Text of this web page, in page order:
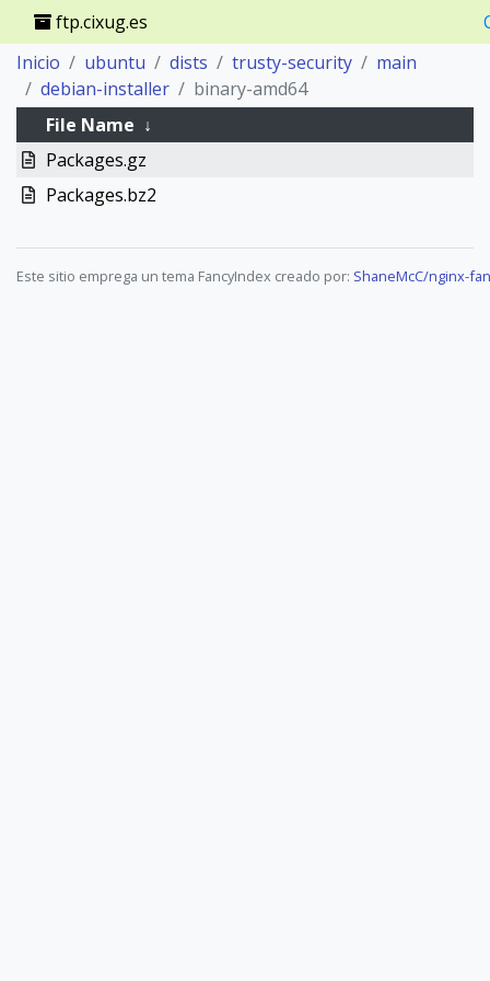
ftp.cixug.es
Inicio
ubuntu dists trusty-security
main
debian-installer
binary-amd64
File Name ↓
Packages.gz
Packages.bz2
Este sitio emprega un tema FancyIndex creado por: ShaneMcC/nginx-